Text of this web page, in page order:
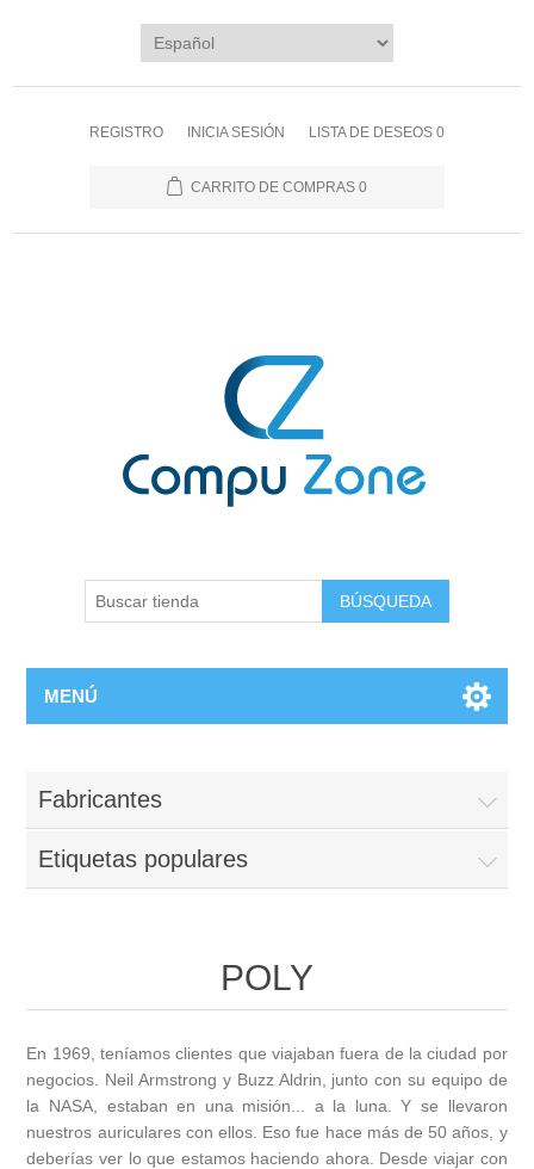
REGISTRO INICIA SESIÓN LISTA DE DESEOS 0
CARRITO DE COMPRAS 0
BÚSQUEDA
MENÚ
Fabricantes
Etiquetas populares
POLY
En 1969, teníamos clientes que viajaban fuera de la ciudad por
negocios. Neil Armstrong y Buzz Aldrin, junto con su equipo de
la NASA, estaban en una misión... a la luna. Y se llevaron
nuestros auriculares con ellos. Eso fue hace más de 50 años, y
deberías ver lo que estamos haciendo ahora. Desde viajar con